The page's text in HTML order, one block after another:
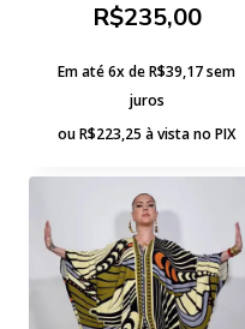
R$235,00
Em até 6x deR$39,17sem
juros
ouR$223,25 à vista no PIX